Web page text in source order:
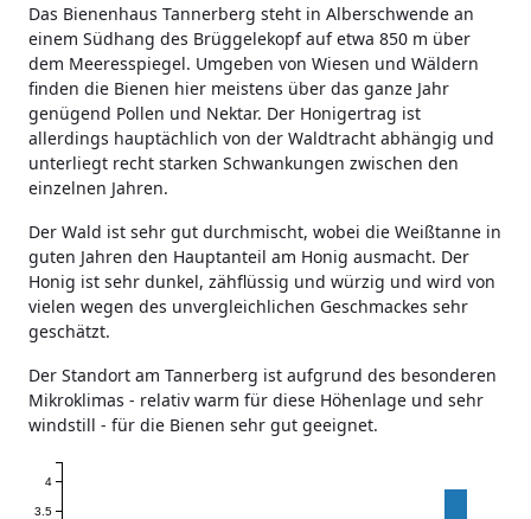
Das Bienenhaus Tannerberg steht in Alberschwende an
einem Südhang des Brüggelekopf auf etwa 850 m über
dem Meeresspiegel. Umgeben von Wiesen und Wäldern
finden die Bienen hier meistens über das ganze Jahr
genügend Pollen und Nektar. Der Honigertrag ist
allerdings hauptächlich von der Waldtracht abhängig und
unterliegt recht starken Schwankungen zwischen den
einzelnen Jahren.
Der Wald ist sehr gut durchmischt, wobei die Weißtanne in
guten Jahren den Hauptanteil am Honig ausmacht. Der
Honig ist sehr dunkel, zähflüssig und würzig und wird von
vielen wegen des unvergleichlichen Geschmackes sehr
geschätzt.
Der Standort am Tannerberg ist aufgrund des besonderen
Mikroklimas - relativ warm für diese Höhenlage und sehr
windstill - für die Bienen sehr gut geeignet.
3.5
4